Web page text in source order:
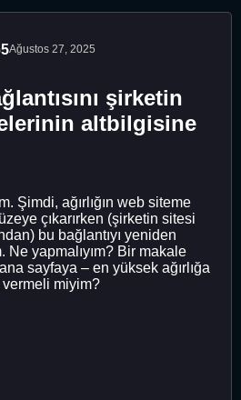
Ağustos 27, 2025
şirketin
altbilgisine
Şimdi, ağırlığın web siteme
çıkarırken (şirketin sitesi
bu bağlantıyı yeniden
Ne yapmalıyım? Bir makale
sayfaya – en yüksek ağırlığa
miyim?